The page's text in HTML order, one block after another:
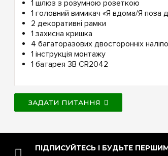
1 шлюз з розумною розеткою
1 головний вимикач «Я вдома/Я поза
2 декоративні рамки
1 захисна кришка
4 багаторазових двосторонніх
1 інструкція монтажу
1 батарея 3В CR2042
ЗАДАТИ ПИТАННЯ
ПІДПИСУЙТЕСЬ І БУДЬТЕ